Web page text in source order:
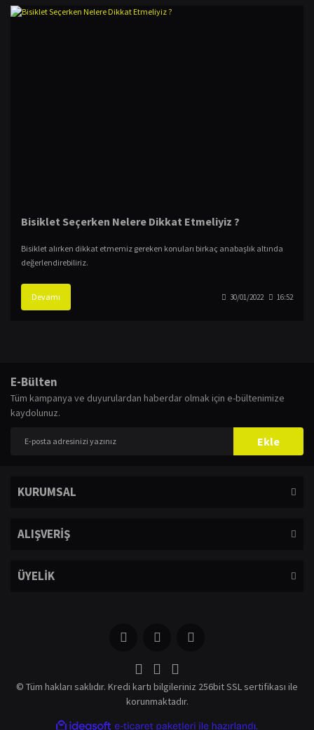
Bisiklet Seçerken Nelere Dikkat Etmeliyiz ?
Bisiklet alırken dikkat etmemiz gereken konuları birkaç anabaşlık altında
değerlendirebiliriz.
Devamı 30/01/2022 16:52
E-Bülten
Tüm kampanya ve duyurulardan haberdar olmak için e-bültenimize
kaydolunuz.
Ekle
KURUMSAL
ALIŞVERİŞ
ÜYELİK
© Tüm hakları saklıdır. Kredi kartı bilgileriniz 256bit SSL sertifikası ile
korunmaktadır.
ideasoft e-